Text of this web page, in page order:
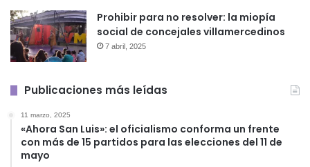
Prohibir para no resolver: la miopía
social de concejales villamercedinos
7 abril, 2025
Publicaciones más leídas
11 marzo, 2025
«Ahora San Luis»: el oficialismo conforma un frente
con más de 15 partidos para las elecciones del 11 de
mayo